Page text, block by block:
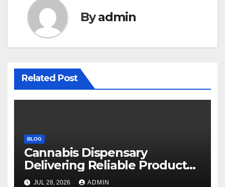
Byadmin
Related Post
BLOG
Cannabis Dispensary
Delivering Reliable Products
Every Time
JUL 28, 2026 ADMIN